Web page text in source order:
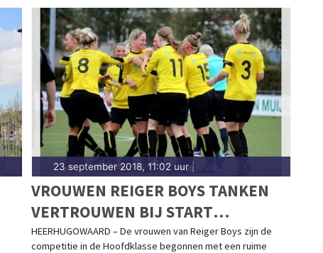
23 september 2018, 11:02 uur|
VROUWEN REIGER BOYS TANKEN
VERTROUWEN BIJ START
COMPETITIE
HEERHUGOWAARD – De vrouwen van Reiger Boys zijn de
competitie in de Hoofdklasse begonnen met een ruime